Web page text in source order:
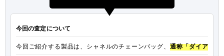
今回の査定について
今回ご紹介する製品は、シャネルのチェーンバッグ、 通称「ダイア